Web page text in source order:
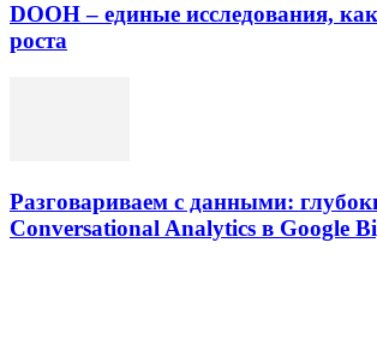
DOOH – единые исследования,
роста
Разговариваем с данными:
Conversational Analytics в Google